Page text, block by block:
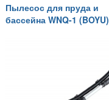
Пылесос для пруда и
бассейна WNQ-1 (BOYU)